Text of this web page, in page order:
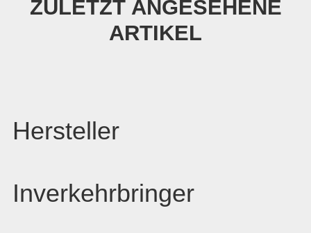
ZULETZT ANGESEHENE
ARTIKEL
Hersteller
Inverkehrbringer